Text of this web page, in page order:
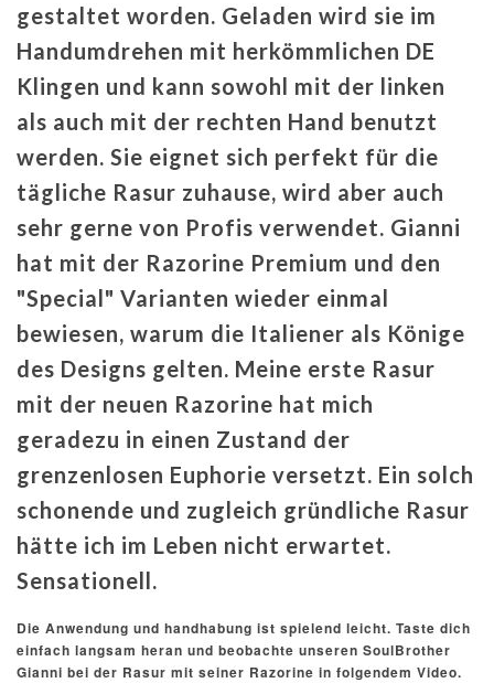
gestaltet worden. Geladen wird sie im
Handumdrehen mit herkömmlichen DE
Klingen und kann sowohl mit der linken
als auch mit der rechten Hand benutzt
werden. Sie eignet sich perfekt für die
tägliche Rasur zuhause, wird aber auch
sehr gerne von Profis verwendet. Gianni
hat mit der Razorine Premium und den
"Special" Varianten wieder einmal
bewiesen, warum die Italiener als Könige
des Designs gelten. Meine erste Rasur
mit der neuen Razorine hat mich
geradezu in einen Zustand der
grenzenlosen Euphorie versetzt. Ein solch
schonende und zugleich gründliche Rasur
hätte ich im Leben nicht erwartet.
Sensationell.
Die Anwendung und handhabung ist spielend leicht. Taste dich
einfach langsam heran und beobachte unseren SoulBrother
Gianni bei der Rasur mit seiner Razorine in folgendem Video.